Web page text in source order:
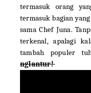
termasuk orang
termasuk bagian
sama Chef Juna.
terkenal, apalagi
tambah populer
nglantur!